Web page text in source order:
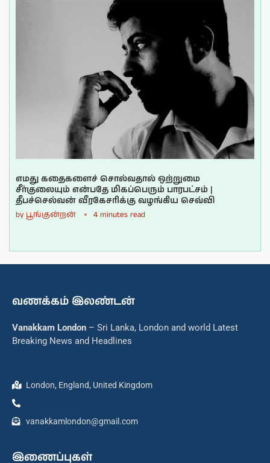
எமது கதைகளைச் சொல்வதால் ஒற்றுமை
சீர்குலையும் என்பதே மிகப்பெரும் பாரபட்சம் |
தீபச்செல்வன் வீரகேசரிக்கு வழங்கிய செவ்வி
by பூங்குன்றன் 4 minutes read
வணக்கம் இலண்டன்
Vanakkam London – Sri Lanka, London and world Latest
Breaking News and Headlines
London, England, United Kingdom
vanakkamlondon@gmail.com
இணைப்புகள்